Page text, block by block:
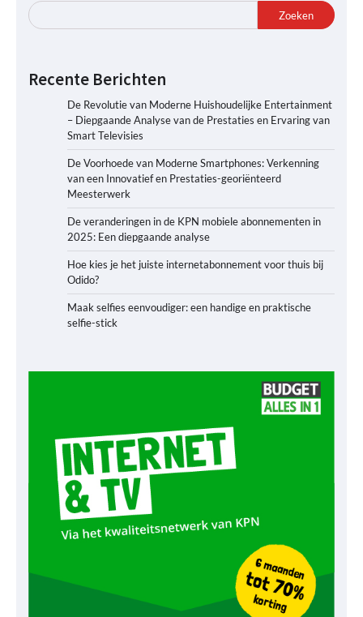
Zoeken
Recente Berichten
De Revolutie van Moderne Huishoudelijke Entertainment
– Diepgaande Analyse van de Prestaties en Ervaring van
Smart Televisies
De Voorhoede van Moderne Smartphones: Verkenning
van een Innovatief en Prestaties-georiënteerd
Meesterwerk
De veranderingen in de KPN mobiele abonnementen in
2025: Een diepgaande analyse
Hoe kies je het juiste internetabonnement voor thuis bij
Odido?
Maak selfies eenvoudiger: een handige en praktische
selfie-stick